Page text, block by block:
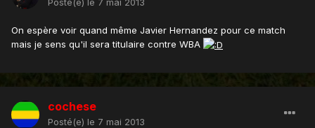
On espère voir quand même Javier Hernandez pour ce match
mais je sens qu'il sera titulaire contre WBA
cochese
Posté(e) le 7 mai 2013